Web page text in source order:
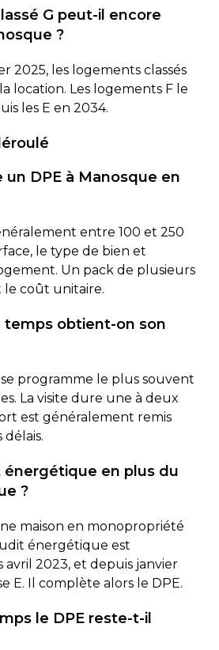
G peut-il encore
?
2025, les logements classés
location. Les logements F le
les E en 2034.
DPE à Manosque en
entre 100 et 250
le type de bien et
Un pack de plusieurs
le coût unitaire.
temps obtient-on son
programme le plus souvent
La visite dure une à deux
est généralement remis
énergétique en plus du
?
maison en monopropriété
énergétique est
2023, et depuis janvier
E. Il complète alors le DPE.
le DPE reste-t-il